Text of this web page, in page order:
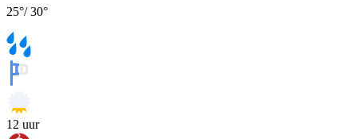
25°/30°
12 uur